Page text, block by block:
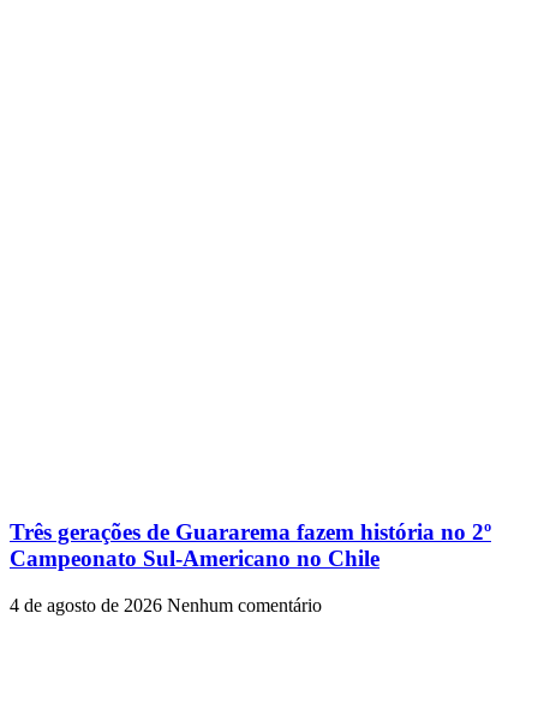
Três gerações de Guararema fazem história no 2º
Campeonato Sul-Americano no Chile
4 de agosto de 2026 Nenhum comentário